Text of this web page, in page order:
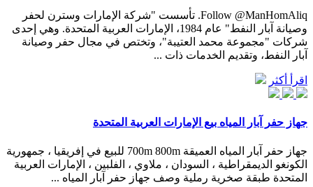
Follow @ManHomAliq. تأسست "شركة الإمارات وسترن لحفر
وصيانة آبار النفط" عام 1984، الإمارات العربية المتحدة. وهي إحدى
شركات "مجموعة محمد العتيبة"، وتختص في مجال حفر وصيانة
آبار النفط، وتقديم الخدمات ذات ...
اقرأ أكثر
جهاز حفر آبار المياه بيع الإمارات العربية المتحدة
جهاز حفر آبار المياه العميقة 700m 800m للبيع في إفريقيا ، جمهورية
الكونغو الديمقراطية ، السودان ، ملاوي ، الفلبين ، الإمارات العربية
المتحدة طبقة صخرية رملية وصف جهاز حفر آبار المياه ...